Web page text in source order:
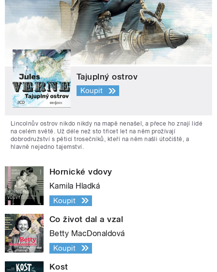
Tajuplný ostrov
Koupit
Lincolnův ostrov nikdo nikdy na mapě nenašel, a přece ho znají lidé
na celém světě. Už déle než sto třicet let na něm prožívají
dobrodružství s pěticí trosečníků, kteří na něm našli útočiště, a
hlavně nejedno tajemství.
Hornické vdovy
Kamila Hladká
Koupit
Co život dal a vzal
Betty MacDonaldová
Koupit
Kost